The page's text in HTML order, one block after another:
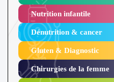
Nutrition infantile
Dénutrition & cancer
Gluten & Diagnostic
Chirurgies de la femme